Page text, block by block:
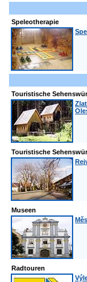
Speleotherapie
Touristische
Touristische
Museen
Radtouren